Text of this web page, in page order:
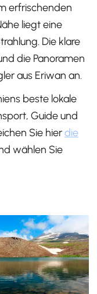
erfrischenden
liegt eine
Die klare
die Panoramen
aus Eriwan an.
beste lokale
Guide und
Sie hierdie
wählen Sie